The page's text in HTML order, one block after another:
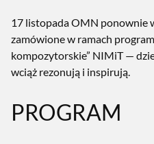
17 listopada OMN ponownie
zamówione w ramach
kompozytorskie” NIMiT —
wciąż rezonują i inspirują.
PROGRAM